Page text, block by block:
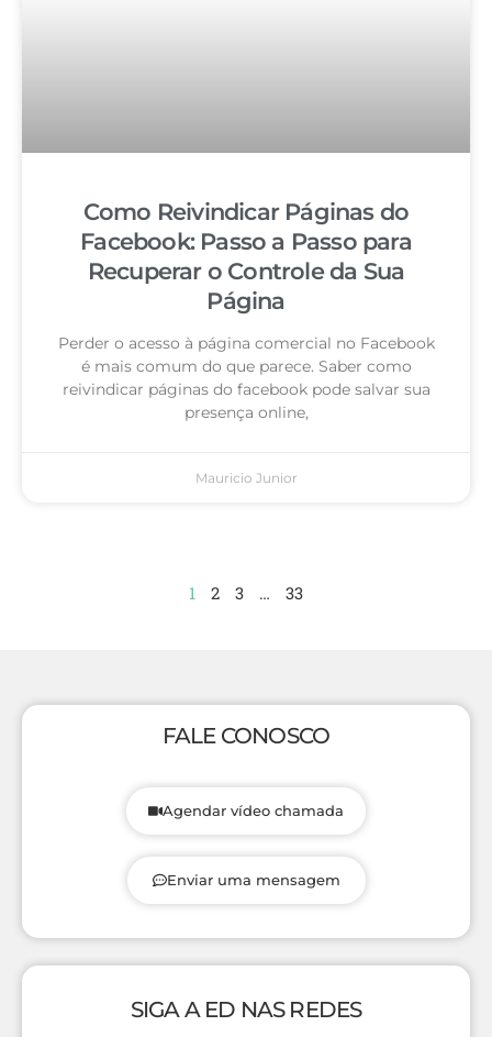
Como Reivindicar Páginas do
Facebook: Passo a Passo para
Recuperar o Controle da Sua
Página
Perder o acesso à página comercial no Facebook
é mais comum do que parece. Saber como
reivindicar páginas do facebook pode salvar sua
presença online,
Mauricio Junior
1 2 3 … 33
FALE CONOSCO
Agendar vídeo chamada
Enviar uma mensagem
SIGA A ED NAS REDES